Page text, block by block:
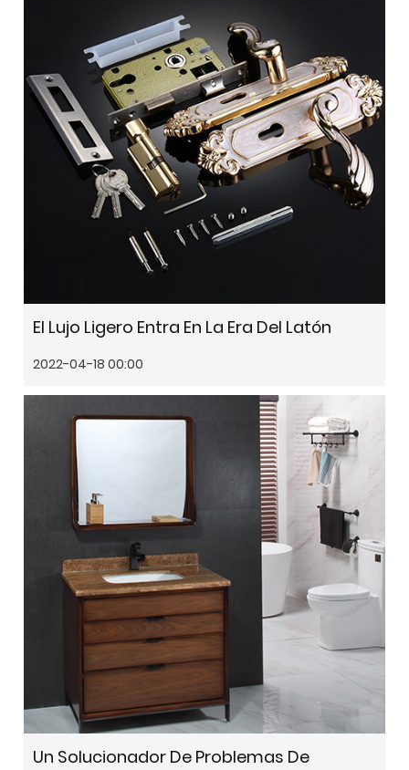
El Lujo Ligero Entra En La Era Del Latón
2022-04-18 00:00
Un Solucionador De Problemas De